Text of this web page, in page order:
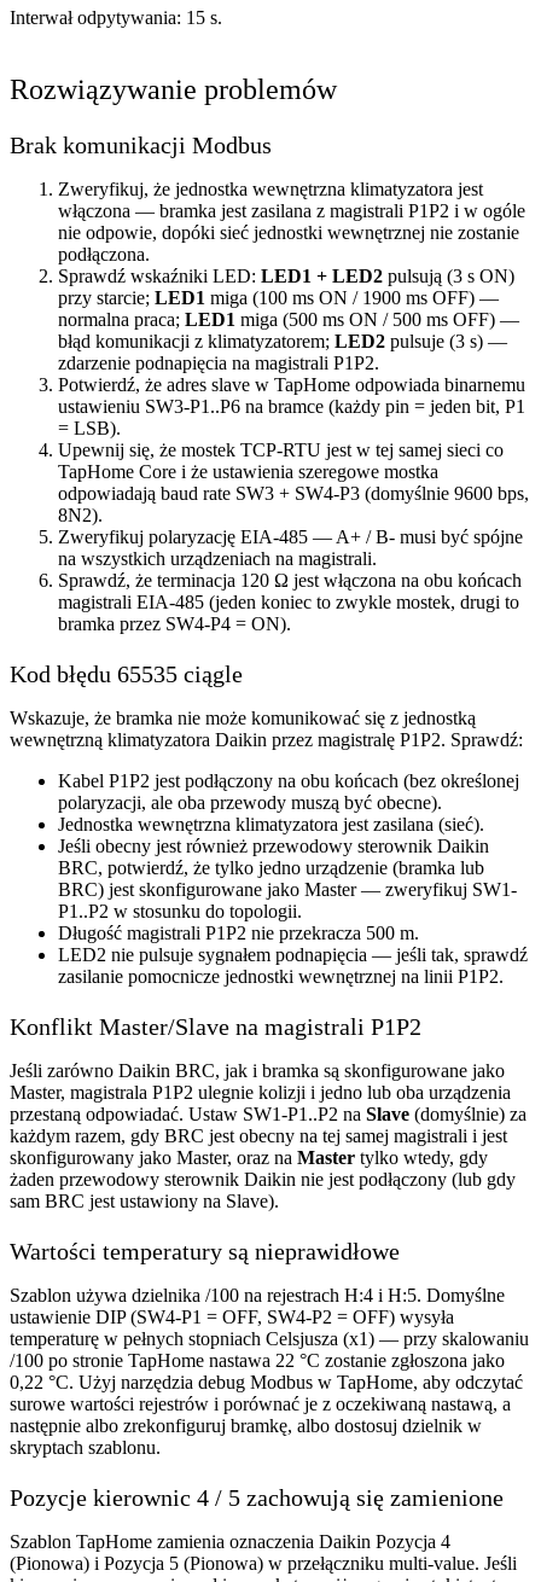
Interwał odpytywania: 15 s.
Rozwiązywanie problemów
Brak komunikacji Modbus
Zweryfikuj, że jednostka wewnętrzna klimatyzatora jest
włączona — bramka jest zasilana z magistrali P1P2 i w ogóle
nie odpowie, dopóki sieć jednostki wewnętrznej nie zostanie
podłączona.
Sprawdź wskaźniki LED: LED1 + LED2 pulsują (3 s ON)
przy starcie; LED1 miga (100 ms ON / 1900 ms OFF) —
normalna praca; LED1 miga (500 ms ON / 500 ms OFF) —
błąd komunikacji z klimatyzatorem; LED2 pulsuje (3 s) —
zdarzenie podnapięcia na magistrali P1P2.
Potwierdź, że adres slave w TapHome odpowiada binarnemu
ustawieniu SW3-P1..P6 na bramce (każdy pin = jeden bit, P1
= LSB).
Upewnij się, że mostek TCP-RTU jest w tej samej sieci co
TapHome Core i że ustawienia szeregowe mostka
odpowiadają baud rate SW3 + SW4-P3 (domyślnie 9600 bps,
8N2).
Zweryfikuj polaryzację EIA-485 — A+ / B- musi być spójne
na wszystkich urządzeniach na magistrali.
Sprawdź, że terminacja 120 Ω jest włączona na obu końcach
magistrali EIA-485 (jeden koniec to zwykle mostek, drugi to
bramka przez SW4-P4 = ON).
Kod błędu 65535 ciągle
Wskazuje, że bramka nie może komunikować się z jednostką
wewnętrzną klimatyzatora Daikin przez magistralę P1P2. Sprawdź:
Kabel P1P2 jest podłączony na obu końcach (bez określonej
polaryzacji, ale oba przewody muszą być obecne).
Jednostka wewnętrzna klimatyzatora jest zasilana (sieć).
Jeśli obecny jest również przewodowy sterownik Daikin
BRC, potwierdź, że tylko jedno urządzenie (bramka lub
BRC) jest skonfigurowane jako Master — zweryfikuj SW1-
P1..P2 w stosunku do topologii.
Długość magistrali P1P2 nie przekracza 500 m.
LED2 nie pulsuje sygnałem podnapięcia — jeśli tak, sprawdź
zasilanie pomocnicze jednostki wewnętrznej na linii P1P2.
Konflikt Master/Slave na magistrali P1P2
Jeśli zarówno Daikin BRC, jak i bramka są skonfigurowane jako
Master, magistrala P1P2 ulegnie kolizji i jedno lub oba urządzenia
przestaną odpowiadać. Ustaw SW1-P1..P2 na Slave (domyślnie) za
każdym razem, gdy BRC jest obecny na tej samej magistrali i jest
skonfigurowany jako Master, oraz na Master tylko wtedy, gdy
żaden przewodowy sterownik Daikin nie jest podłączony (lub gdy
sam BRC jest ustawiony na Slave).
Wartości temperatury są nieprawidłowe
Szablon używa dzielnika /100 na rejestrach H:4 i H:5. Domyślne
ustawienie DIP (SW4-P1 = OFF, SW4-P2 = OFF) wysyła
temperaturę w pełnych stopniach Celsjusza (x1) — przy skalowaniu
/100 po stronie TapHome nastawa 22 °C zostanie zgłoszona jako
0,22 °C. Użyj narzędzia debug Modbus w TapHome, aby odczytać
surowe wartości rejestrów i porównać je z oczekiwaną nastawą, a
następnie albo zrekonfiguruj bramkę, albo dostosuj dzielnik w
skryptach szablonu.
Pozycje kierownic 4 / 5 zachowują się zamienione
Szablon TapHome zamienia oznaczenia Daikin Pozycja 4
(Pionowa) i Pozycja 5 (Pionowa) w przełączniku multi-value. Jeśli